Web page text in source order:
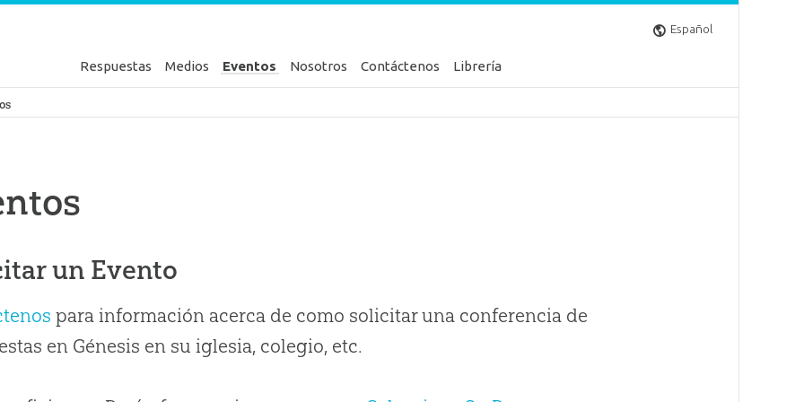
Español
Respuestas Medios Eventos Nosotros Contáctenos Librería
Génesis
un Evento
para información acerca de como solicitar una conferencia de
en Génesis en su iglesia, colegio, etc.